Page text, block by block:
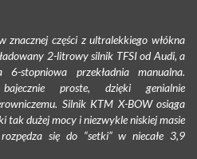
znacznej części z ultralekkiego włókna
2-litrowy silnik TFSI od Audi, a
stopniowa przekładnia manualna.
proste, dzięki genialnie
Silnik KTM X-BOW osiąga
dużej mocy i niezwykle niskiej masie
się do “setki” w niecałe 3,9